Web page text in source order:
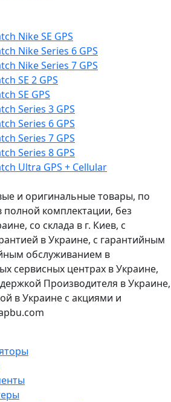
Nike SE GPS
Nike Series 6 GPS
Nike Series 7 GPS
SE 2 GPS
SE GPS
Series 3 GPS
Series 6 GPS
Series 7 GPS
Series 8 GPS
Ultra GPS + Cellular
и оригинальные товары, по
полной комплектации, без
со склада в г. Киев, с
в Украине, с гарантийным
обслуживанием в
сервисных центрах в Украине,
Производителя в Украине,
в Украине с акциями и